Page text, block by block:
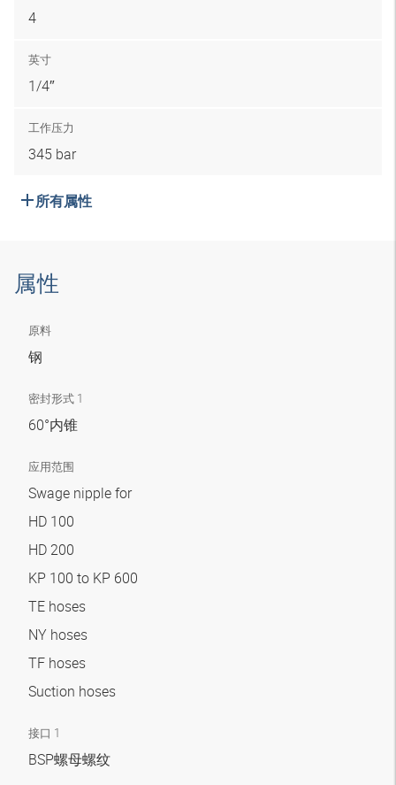
4
英寸
1/4″
工作压力
345 bar
所有属性
属性
原料
钢
密封形式 1
60°内锥
应用范围
Swage nipple for
HD 100
HD 200
KP 100 to KP 600
TE hoses
NY hoses
TF hoses
Suction hoses
接口 1
BSP螺母螺纹